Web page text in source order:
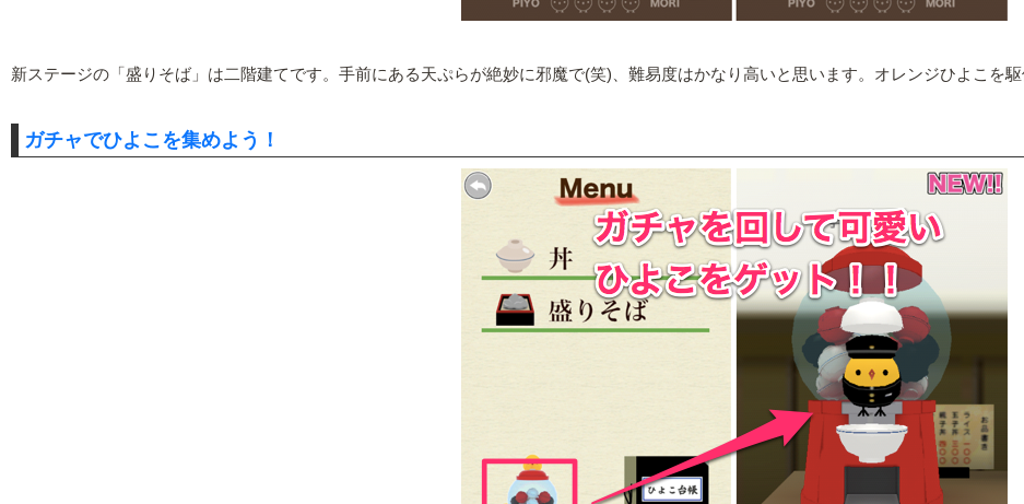
新ステージの「盛りそば」は二階建てです。手前にある天ぷらが絶妙に邪魔で(笑)、難易度はかなり高いと思います。オレンジひよこを駆
ガチャでひよこを集めよう！